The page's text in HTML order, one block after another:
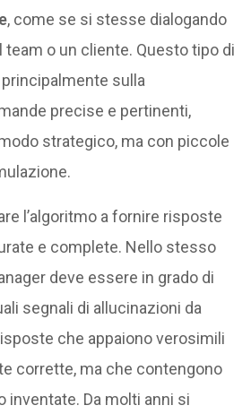
, come se si stesse dialogando
o un cliente. Questo tipo di
sulla
precise e pertinenti,
strategico, ma con piccole
l’algoritmo a fornire risposte
e complete. Nello stesso
deve essere in grado di
segnali di allucinazioni da
che appaiono verosimili
corrette, ma che contengono
inventate. Da molti anni si